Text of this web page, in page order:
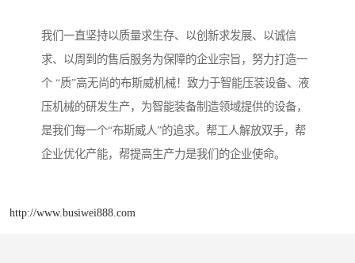
我们一直坚持以质量求生存、以创新求发展、以诚信
求、以周到的售后服务为保障的企业宗旨，努力打造一
个 “质”高无尚的布斯威机械！致力于智能压装设备、液
压机械的研发生产，为智能装备制造领域提供的设备，
是我们每一个“布斯威人”的追求。帮工人解放双手，帮
企业优化产能，帮提高生产力是我们的企业使命。
http://www.busiwei888.com